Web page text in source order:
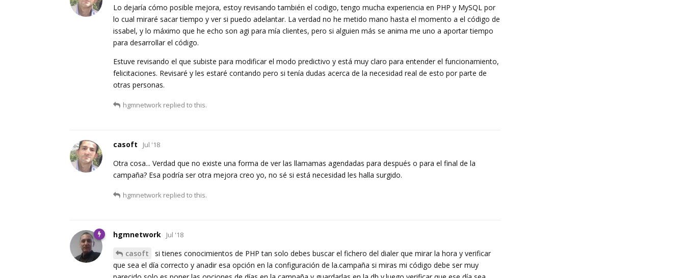
Lo dejaría cómo posible mejora, estoy revisando también el codigo, tengo mucha experiencia en PHP y MySQL por
lo cual miraré sacar tiempo y ver si puedo adelantar. La verdad no he metido mano hasta el momento a el código de
issabel, y lo máximo que he echo son agi para mía clientes, pero si alguien más se anima me uno a aportar tiempo
para desarrollar el código.
Estuve revisando el que subiste para modificar el modo predictivo y está muy claro para entender el funcionamiento,
felicitaciones. Revisaré y les estaré contando pero si tenía dudas acerca de la necesidad real de esto por parte de
otras personas.
hgmnetwork replied to this.
casoft Jul '18
Otra cosa... Verdad que no existe una forma de ver las llamamas agendadas para después o para el final de la
campaña? Esa podría ser otra mejora creo yo, no sé si está necesidad les halla surgido.
hgmnetwork replied to this.
hgmnetwork Jul '18
casoft
si tienes conocimientos de PHP tan solo debes buscar el fichero del dialer que mirar la hora y verificar
que sea el día correcto y anadir esa opción en la configuración de la.campaña si miras mi código debe ser muy